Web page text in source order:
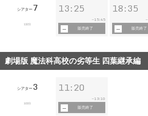
シアター 7
132分
13:25
~15:45
販売終了
18:35
~
販売終了
劇場版 魔法科高校の劣等生 四葉継承編
シアター 3
103分
11:20
~13:10
販売終了